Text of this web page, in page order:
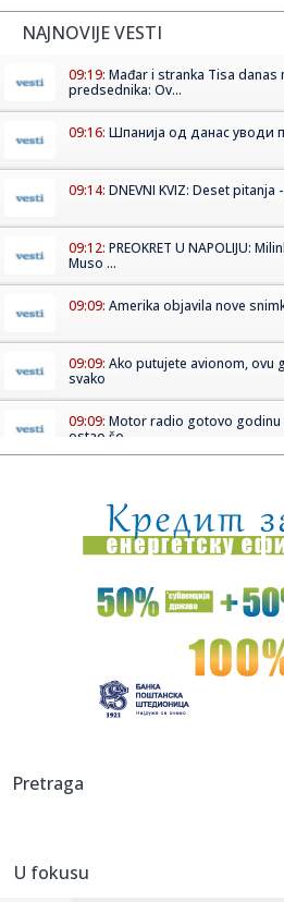
NAJNOVIJE VESTI
09:19: Mađar i stranka Tisa danas
predsednika: Ov...
09:16: Шпанија од данас уводи
09:14: DNEVNI KVIZ: Deset
09:12: PREOKRET U NAPOLIJU:
Muso ...
09:09: Amerika objavila nove
09:09: Ako putujete avionom, ovu
svako
09:09: Motor radio gotovo godinu
ostao šo...
09:08:АМСС: На граничном
09:09:Na Batrovcima se od jutros
Rutina Šeltona
09:08:AdmiralBet ABA liga ostala
tankere s...
09:05:
Pretraga
U fokusu